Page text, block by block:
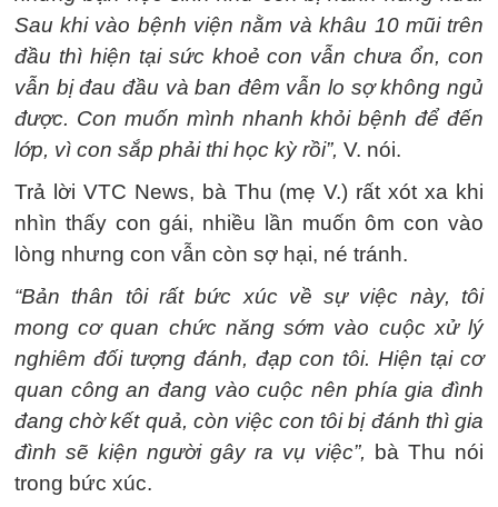
Sau khi vào bệnh viện nằm và khâu 10 mũi trên
đầu thì hiện tại sức khoẻ con vẫn chưa ổn, con
vẫn bị đau đầu và ban đêm vẫn lo sợ không ngủ
được. Con muốn mình nhanh khỏi bệnh để đến
lớp, vì con sắp phải thi học kỳ rồi”, V. nói.
Trả lời VTC News, bà Thu (mẹ V.) rất xót xa khi
nhìn thấy con gái, nhiều lần muốn ôm con vào
lòng nhưng con vẫn còn sợ hại, né tránh.
“Bản thân tôi rất bức xúc về sự việc này, tôi
mong cơ quan chức năng sớm vào cuộc xử lý
nghiêm đối tượng đánh, đạp con tôi. Hiện tại cơ
quan công an đang vào cuộc nên phía gia đình
đang chờ kết quả, còn việc con tôi bị đánh thì gia
đình sẽ kiện người gây ra vụ việc”, bà Thu nói
trong bức xúc.